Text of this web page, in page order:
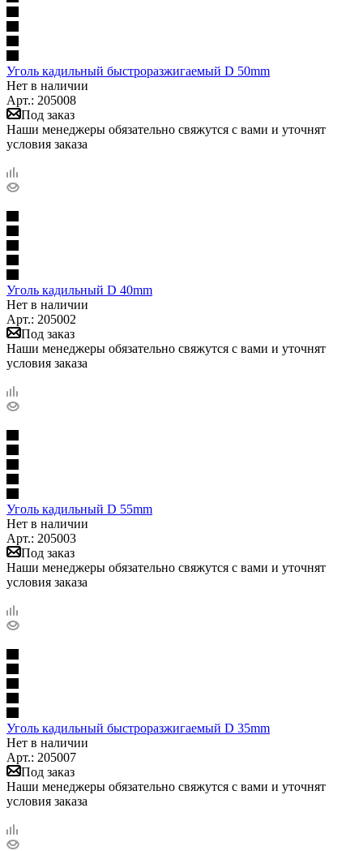
Уголь кадильный быстроразжигаемый D 50mm
Нет в наличии
Арт.: 205008
Под заказ
Наши менеджеры обязательно свяжутся с вами и уточнят
условия заказа
Уголь кадильный D 40mm
Нет в наличии
Арт.: 205002
Под заказ
Наши менеджеры обязательно свяжутся с вами и уточнят
условия заказа
Уголь кадильный D 55mm
Нет в наличии
Арт.: 205003
Под заказ
Наши менеджеры обязательно свяжутся с вами и уточнят
условия заказа
Уголь кадильный быстроразжигаемый D 35mm
Нет в наличии
Арт.: 205007
Под заказ
Наши менеджеры обязательно свяжутся с вами и уточнят
условия заказа